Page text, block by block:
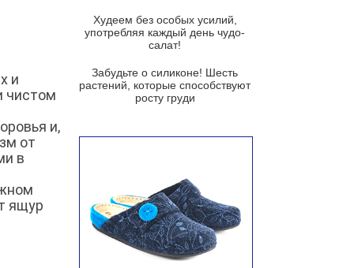
и
чистом
и,
от
в
ящур
Суп мисо с зеленым луком и
тофу
из рукколы
Португальский чесночный суп с
Ирландский картофельный суп
Суп из пастернака
Пряный морковный суп во время
зимних холодов
Худеем без особых усилий,
употребляя каждый день чудо-
салат!
Забудьте о силиконе! Шесть
растений, которые способствуют
росту груди